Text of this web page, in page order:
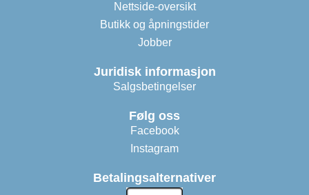
Nettside-oversikt
Butikk og åpningstider
Jobber
Juridisk informasjon
Salgsbetingelser
Følg oss
Facebook
Instagram
Betalingsalternativer